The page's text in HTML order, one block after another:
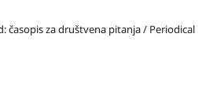
časopis za društvena pitanja / Periodical